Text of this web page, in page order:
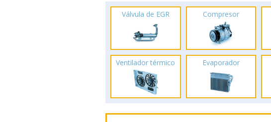
Válvula de EGR Compresor
Ventilador térmico Evaporador